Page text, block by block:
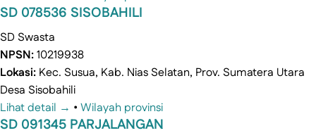
SD 078536 SISOBAHILI
SD Swasta
NPSN:10219938
Lokasi: Kec. Susua, Kab. Nias Selatan, Prov. Sumatera Utara
Desa Sisobahili
Lihat detail → • Wilayah provinsi
SD 091345 PARJALANGAN